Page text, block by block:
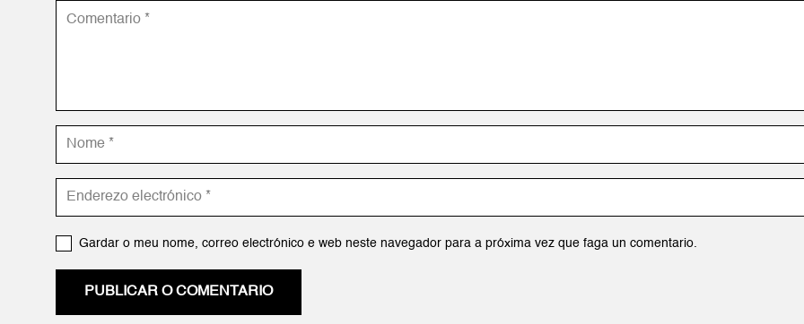
Gardar o meu nome, correo electrónico e web neste navegador para a próxima vez que faga un comentario.
PUBLICAR O COMENTARIO